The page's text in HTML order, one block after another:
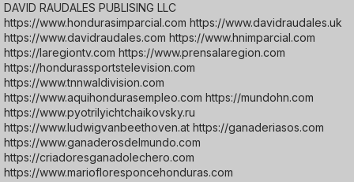
DAVID RAUDALES PUBLISING LLC
https://www.hondurasimparcial.com https://www.davidraudales.uk
https://www.davidraudales.com https://www.hnimparcial.com
https://laregiontv.com https://www.prensalaregion.com
https://hondurassportstelevision.com
https://www.tnnwaldivision.com
https://www.aquihondurasempleo.com https://mundohn.com
https://www.pyotrilyichtchaikovsky.ru
https://www.ludwigvanbeethoven.at https://ganaderiasos.com
https://www.ganaderosdelmundo.com
https://criadoresganadolechero.com
https://www.mariofloresponcehonduras.com